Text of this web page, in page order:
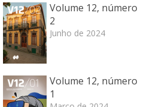
Volume 12, número
2
Junho de 2024
Volume 12, número
1